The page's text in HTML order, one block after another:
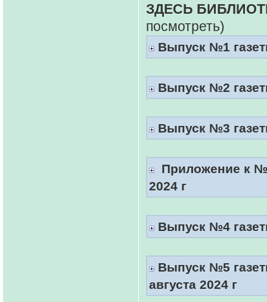
ЗДЕСЬ
посмотреть)
Выпуск №1
Выпуск №2
Выпуск №3
Приложение к
2024 г
Выпуск №4
Выпуск №5
августа 2024 г